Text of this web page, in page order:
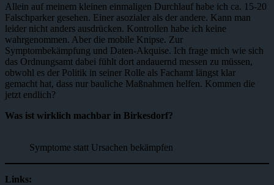
Allein auf meinem kleinen einmaligen Durchlauf habe ich ca. 15-20
Falschparker gesehen. Einer asozialer als der andere. Kann man
leider nicht anders ausdrücken. Kontrollen habe ich keine
wahrgenommen. Aber die mobile Knipse. Zur
Symptombekämpfung und Daten-Akquise. Ich frage mich wie sich
das Ordnungsamt dabei fühlt dort andauernd messen zu müssen,
obwohl es der Politik in seiner Rolle als Fachamt längst klar
gemacht hat, dass nur bauliche Maßnahmen helfen. Kommen die
jetzt endlich?
Was ist wirklich machbar in Birkesdorf?
Symptome statt Ursachen bekämpfen
Links: